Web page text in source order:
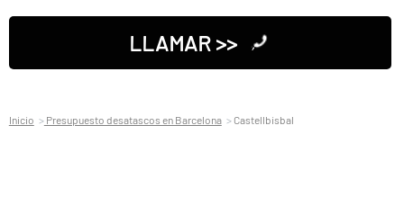
LLAMAR >>
Inicio Presupuesto desatascos en Barcelona Castellbisbal